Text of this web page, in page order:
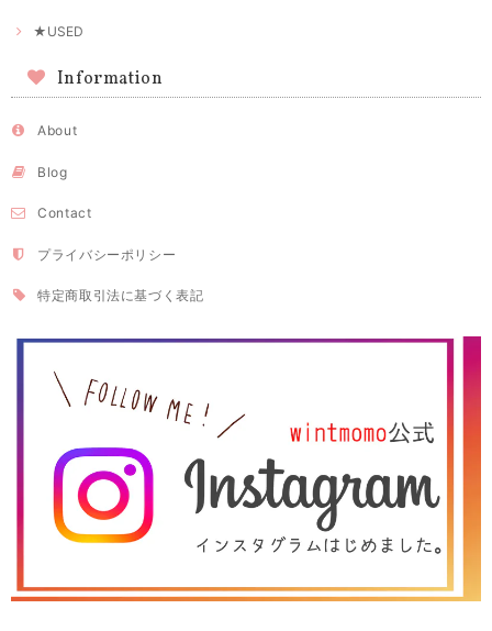
★USED
Information
About
Blog
Contact
プライバシーポリシー
特定商取引法に基づく表記